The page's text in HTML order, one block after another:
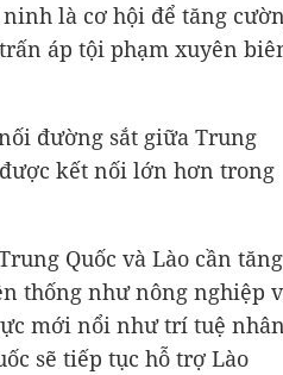
ninh là cơ hội để tăng
áp tội phạm xuyên
đường sắt giữa Trung
kết nối lớn hơn trong
Quốc và Lào cần tăng
thống như nông nghiệp
mới nổi như trí tuệ nhân
sẽ tiếp tục hỗ trợ Lào